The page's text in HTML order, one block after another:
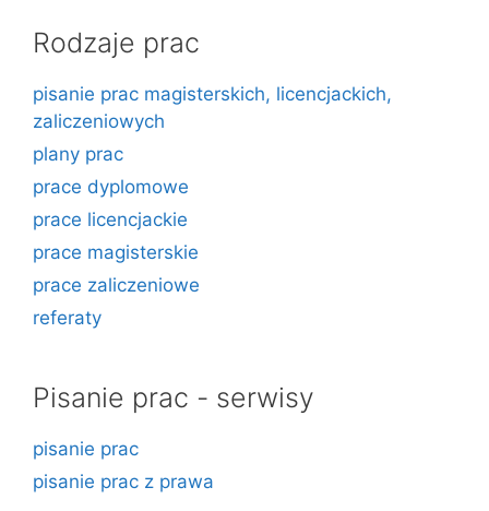
Rodzaje prac
pisanie prac magisterskich, licencjackich,
zaliczeniowych
plany prac
prace dyplomowe
prace licencjackie
prace magisterskie
prace zaliczeniowe
referaty
Pisanie prac - serwisy
pisanie prac
pisanie prac z prawa